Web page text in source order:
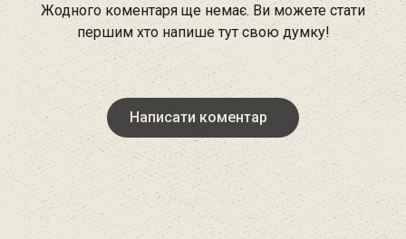
Жодного коментаря ще немає. Ви можете стати
першим хто напише тут свою думку!
Написати коментар